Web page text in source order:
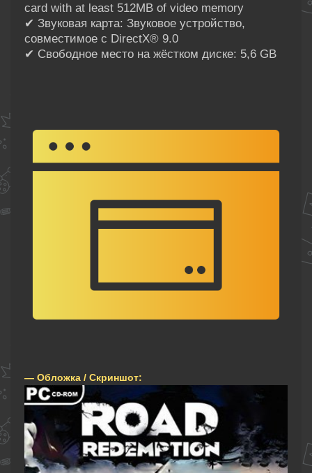
card with at least 512MB of video memory
✔ Звуковая карта: Звуковое устройство,
совместимое с DirectX® 9.0
✔ Свободное место на жёстком диске: 5,6 GB
— Обложка / Скриншот: